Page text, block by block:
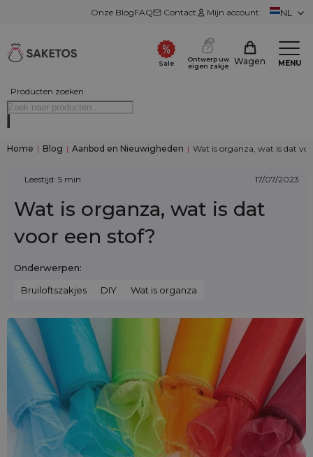
Onze BlogFAQ Contact Mijn account NL
Producten zoeken
Sale
Ontwerp uw
eigen zakje
Wagen MENU
Home | Blog | Aanbod en Nieuwigheden | Wat is organza, wat is dat
Leestijd: 5 min 17/07/2023
Wat is organza, wat is dat
voor een stof?
Onderwerpen:
Bruiloftszakjes DIY Wat is organza